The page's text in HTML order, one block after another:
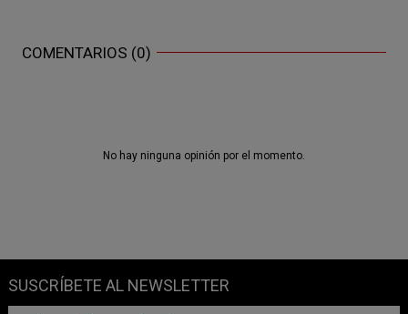
COMENTARIOS (0)
No hay ninguna opinión por el momento.
SUSCRÍBETE AL NEWSLETTER